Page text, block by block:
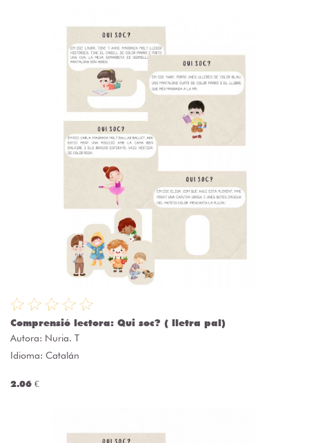
Comprensió lectora: Qui soc? ( lletra pal)
Autora: Nuria. T
Idioma: Catalán
2.06 €